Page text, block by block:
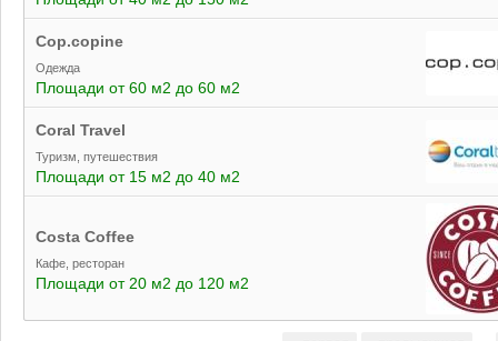
Cop.copine
Одежда
Площади от 60 м2 до 60 м2
Coral Travel
Туризм, путешествия
Площади от 15 м2 до 40 м2
Costa Coffee
Кафе, ресторан
Площади от 20 м2 до 120 м2